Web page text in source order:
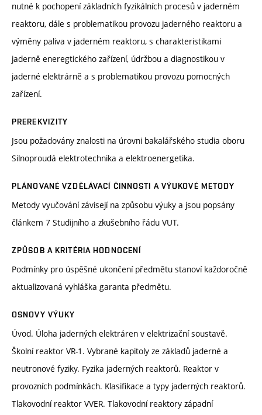
nutné k pochopení základních fyzikálních procesů v jaderném
reaktoru, dále s problematikou provozu jaderného reaktoru a
výměny paliva v jaderném reaktoru, s charakteristikami
jaderně eneregtického zařízení, údržbou a diagnostikou v
jaderné elektrárně a s problematikou provozu pomocných
zařízení.
PREREKVIZITY
Jsou požadovány znalosti na úrovni bakalářského studia oboru
Silnoproudá elektrotechnika a elektroenergetika.
PLÁNOVANÉ VZDĚLÁVACÍ ČINNOSTI A VÝUKOVÉ METODY
Metody vyučování závisejí na způsobu výuky a jsou popsány
článkem 7 Studijního a zkušebního řádu VUT.
ZPŮSOB A KRITÉRIA HODNOCENÍ
Podmínky pro úspěšné ukončení předmětu stanoví každoročně
aktualizovaná vyhláška garanta předmětu.
OSNOVY VÝUKY
Úvod. Úloha jaderných elektráren v elektrizační soustavě.
Školní reaktor VR-1. Vybrané kapitoly ze základů jaderné a
neutronové fyziky. Fyzika jaderných reaktorů. Reaktor v
provozních podmínkách. Klasifikace a typy jaderných reaktorů.
Tlakovodní reaktor VVER. Tlakovodní reaktory západní